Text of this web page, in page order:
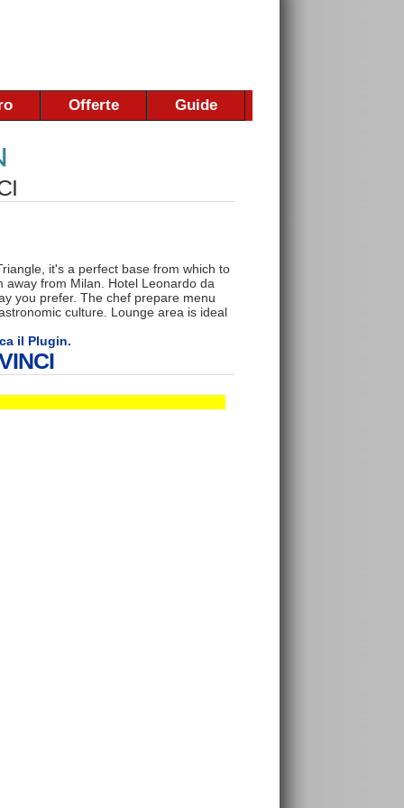
Offerte Guide
it's a perfect base from which to
from Milan. Hotel Leonardo da
you prefer. The chef prepare menu
culture. Lounge area is ideal
il Plugin.